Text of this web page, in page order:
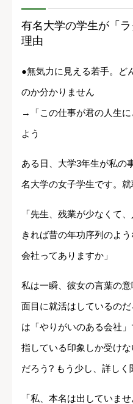
有名大学の学生が「
理由
●無気力に見える若手。ど
のか分かりません
→「この仕事が君の人生に
よう
ある日、大学3年生が私の
名大学の女子学生です。就
「先生、残業が少なくて
きれば昔の年功序列のよ
会社ってありますか」
私は一瞬、彼女の言葉の
面目に就活はしているの
は「やりがいのある会社
指している印象しか受け
だろう? もう少し、詳しく
「私、本名は出していま